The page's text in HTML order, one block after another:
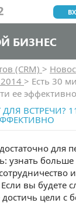
БИЗНЕС
(CRM) >
> Есть 30
ее эффективно
ВСТРЕЧИ?
для
узнать
вы будете
цели с